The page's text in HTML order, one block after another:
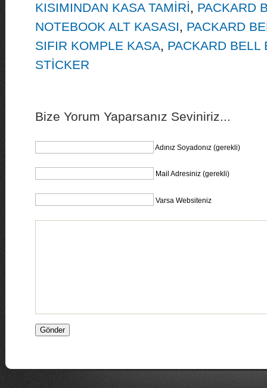
KISIMINDAN KASA TAMİRİ, PACKARD
NOTEBOOK ALT KASASI, PACKARD
SIFIR KOMPLE KASA, PACKARD BELL
STİCKER
Bize Yorum Yaparsanız Seviniriz...
Adınız Soyadonız (gerekli)
Mail Adresiniz (gerekli)
Varsa Websiteniz